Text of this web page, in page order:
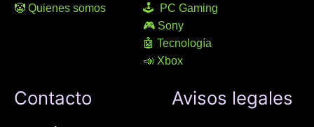
🤡 Quienes somos
🕹 PC Gaming
🎮 Sony
🤖 Tecnología
📣 Xbox
Contacto Avisos legales